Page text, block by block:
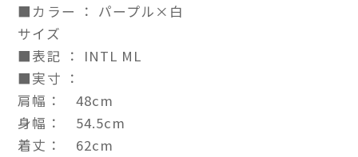
■カラー ： パープル×白
サイズ
■表記 ： INTL ML
■実寸 ：
肩幅： 48cm
身幅： 54.5cm
着丈： 62cm